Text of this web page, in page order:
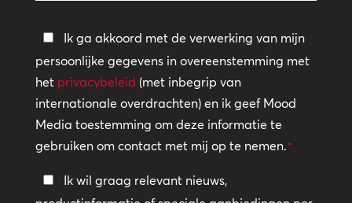
Privacybeleid
*
Ik ga akkoord met de verwerking van mijn
persoonlijke gegevens in overeenstemming met
het privacybeleid (met inbegrip van
internationale overdrachten) en ik geef Mood
Media toestemming om deze informatie te
gebruiken om contact met mij op te nemen.*
Blijf
Ik wil graag relevant nieuws,